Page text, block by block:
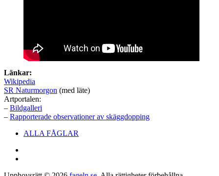
Länkar:
Wikipedia
SR Naturmorgon (med läte)
Artportalen:
– Bildgalleri
– Rapporterade observationer av skäggdopping
Sidfotsmeny
ALLA FÅGLAR